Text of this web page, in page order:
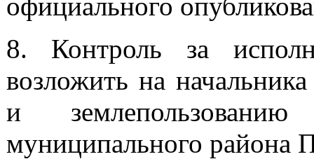
8. Контроль за
возложить на
и землепользованию
муниципального